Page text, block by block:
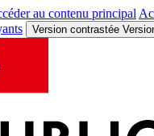
au contenu principal
Version contrastée